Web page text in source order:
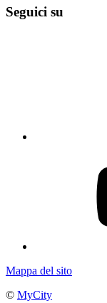
Seguici su
Mappa del sito
© MyCity